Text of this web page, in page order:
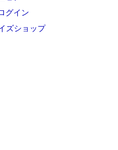
グイン
ズショップ